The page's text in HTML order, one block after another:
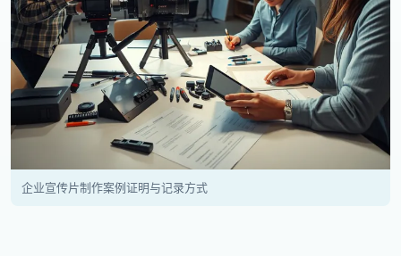
企业宣传片制作案例证明与记录方式